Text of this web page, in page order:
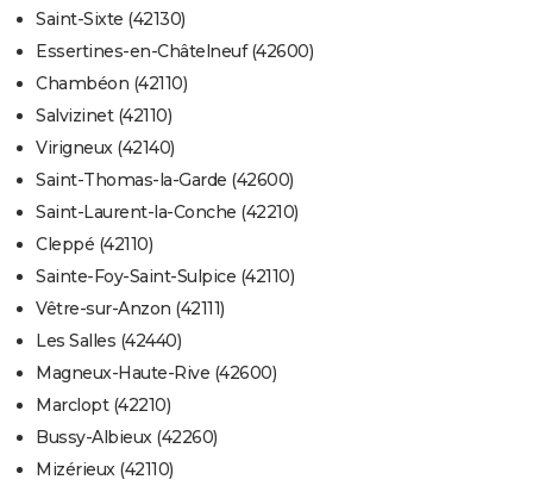
Saint-Sixte (42130)
Essertines-en-Châtelneuf (42600)
Chambéon (42110)
Salvizinet (42110)
Virigneux (42140)
Saint-Thomas-la-Garde (42600)
Saint-Laurent-la-Conche (42210)
Cleppé (42110)
Sainte-Foy-Saint-Sulpice (42110)
Vêtre-sur-Anzon (42111)
Les Salles (42440)
Magneux-Haute-Rive (42600)
Marclopt (42210)
Bussy-Albieux (42260)
Mizérieux (42110)